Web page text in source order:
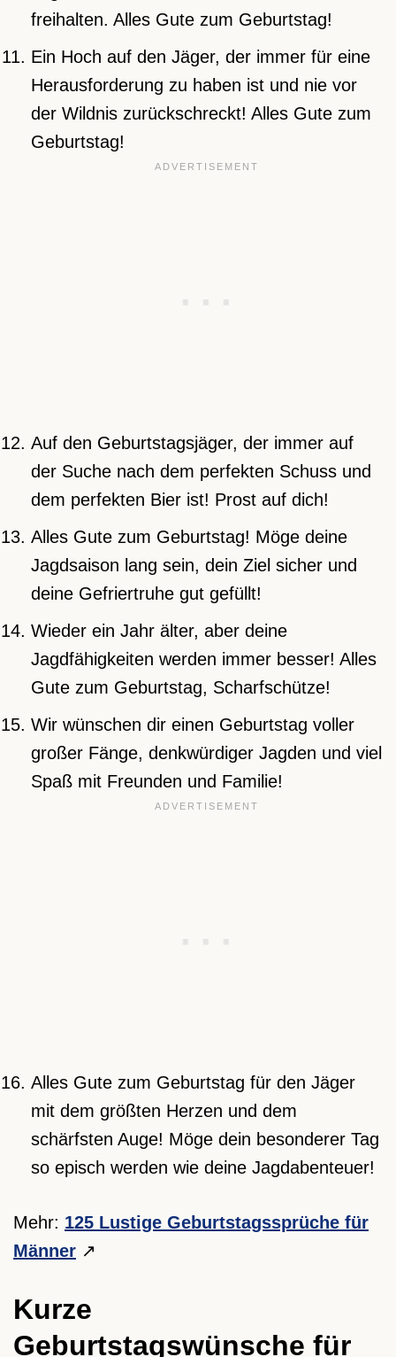
freihalten. Alles Gute zum Geburtstag!
Ein Hoch auf den Jäger, der immer für eine
Herausforderung zu haben ist und nie vor
der Wildnis zurückschreckt! Alles Gute zum
Geburtstag!
Auf den Geburtstagsjäger, der immer auf
der Suche nach dem perfekten Schuss und
dem perfekten Bier ist! Prost auf dich!
Alles Gute zum Geburtstag! Möge deine
Jagdsaison lang sein, dein Ziel sicher und
deine Gefriertruhe gut gefüllt!
Wieder ein Jahr älter, aber deine
Jagdfähigkeiten werden immer besser! Alles
Gute zum Geburtstag, Scharfschütze!
Wir wünschen dir einen Geburtstag voller
großer Fänge, denkwürdiger Jagden und viel
Spaß mit Freunden und Familie!
Alles Gute zum Geburtstag für den Jäger
mit dem größten Herzen und dem
schärfsten Auge! Möge dein besonderer Tag
so episch werden wie deine Jagdabenteuer!
Mehr: 125 Lustige Geburtstagssprüche für
Männer
Kurze
Geburtstagswünsche für